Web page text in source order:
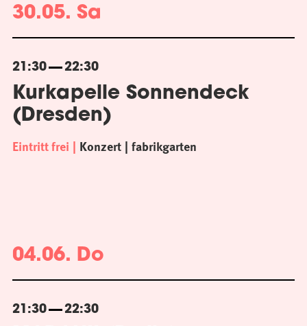
30.05. Sa
21:30 22:30
Kurkapelle Sonnendeck
(Dresden)
Eintritt frei Konzert fabrikgarten
04.06. Do
21:30 22:30